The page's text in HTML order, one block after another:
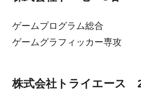
ゲームプログラム総合
ゲームグラフィッカー専攻
株式会社トライエース